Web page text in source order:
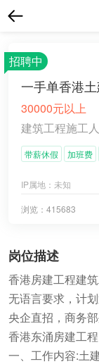
招聘中
一手单香港
30000元以上
建筑工程施工
带薪休假 加班费
IP属地： 未知
浏览：415683
岗位描述
香港房建工程建
无语言要求，计
央企直招，商务
香港东涌房建工
一、工作内容:土